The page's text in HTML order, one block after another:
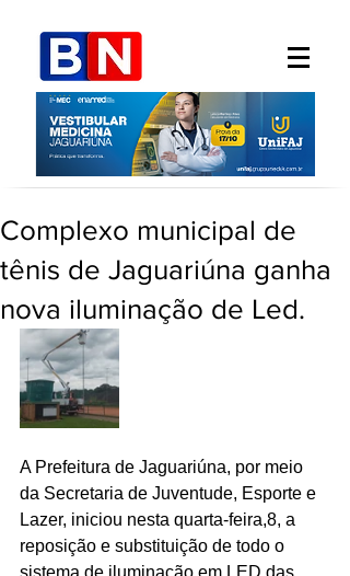
Complexo municipal de
tênis de Jaguariúna ganha
nova iluminação de Led.
A Prefeitura de Jaguariúna, por meio
da Secretaria de Juventude, Esporte e
Lazer, iniciou nesta quarta-feira,8, a
reposição e substituição de todo o
sistema de iluminação em LED das